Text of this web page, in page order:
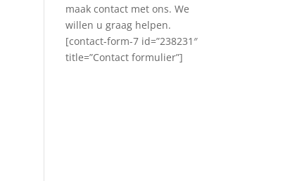
maak contact met ons. We
willen u graag helpen.
[contact-form-7 id=”238231″
title=”Contact formulier”]